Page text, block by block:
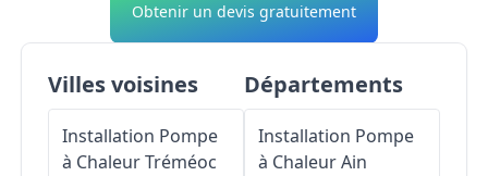
Obtenir un devis gratuitement
Villes voisines
Installation Pompe
à ChaleurTréméoc
Départements
Installation Pompe
à ChaleurAin